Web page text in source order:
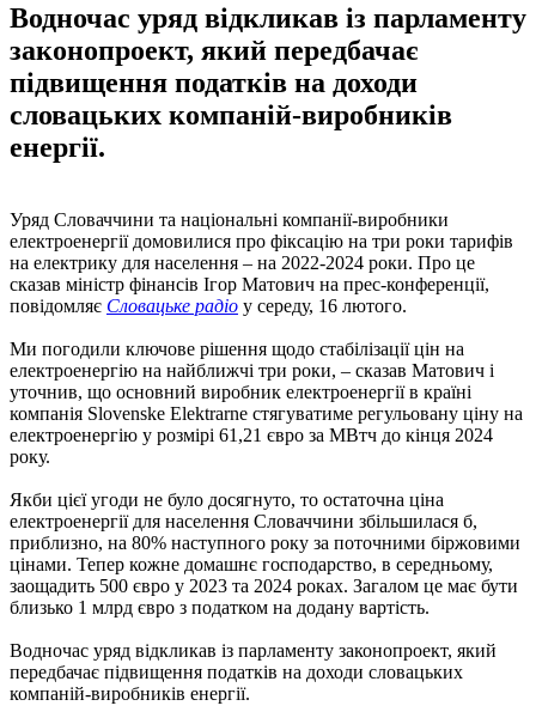
Водночас уряд відкликав із парламенту
законопроект, який передбачає
підвищення податків на доходи
словацьких компаній-виробників
енергії.
Уряд Словаччини та національні компанії-виробники
електроенергії домовилися про фіксацію на три роки тарифів
на електрику для населення – на 2022-2024 роки. Про це
сказав міністр фінансів Ігор Матович на прес-конференції,
повідомляє Словацьке радіо у середу, 16 лютого.
Ми погодили ключове рішення щодо стабілізації цін на
електроенергію на найближчі три роки, – сказав Матович і
уточнив, що основний виробник електроенергії в країні
компанія Slovenske Elektrarne стягуватиме регульовану ціну на
електроенергію у розмірі 61,21 євро за МВтч до кінця 2024
року.
Якби цієї угоди не було досягнуто, то остаточна ціна
електроенергії для населення Словаччини збільшилася б,
приблизно, на 80% наступного року за поточними біржовими
цінами. Тепер кожне домашнє господарство, в середньому,
заощадить 500 євро у 2023 та 2024 роках. Загалом це має бути
близько 1 млрд євро з податком на додану вартість.
Водночас уряд відкликав із парламенту законопроект, який
передбачає підвищення податків на доходи словацьких
компаній-виробників енергії.